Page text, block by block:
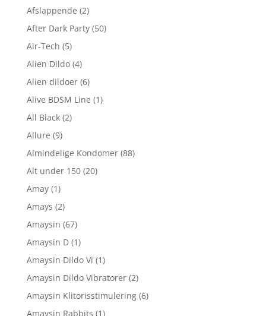
Afslappende (2)
After Dark Party (50)
Air-Tech (5)
Alien Dildo (4)
Alien dildoer (6)
Alive BDSM Line (1)
All Black (2)
Allure (9)
Almindelige Kondomer (88)
Alt under 150 (20)
Amay (1)
Amays (2)
Amaysin (67)
Amaysin D (1)
Amaysin Dildo Vi (1)
Amaysin Dildo Vibratorer (2)
Amaysin Klitorisstimulering (6)
Amaysin Rabbits (1)